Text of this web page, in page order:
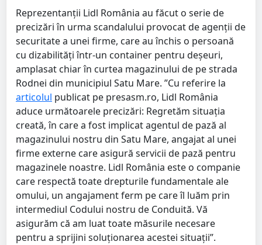
Reprezentanții Lidl România au făcut o serie de
precizări în urma scandalului provocat de agenții de
securitate a unei firme, care au închis o persoană
cu dizabilități într-un container pentru deșeuri,
amplasat chiar în curtea magazinului de pe strada
Rodnei din municipiul Satu Mare. ”Cu referire la
articolul publicat pe presasm.ro, Lidl România
aduce următoarele precizări: Regretăm situația
creată, în care a fost implicat agentul de pază al
magazinului nostru din Satu Mare, angajat al unei
firme externe care asigură servicii de pază pentru
magazinele noastre. Lidl România este o companie
care respectă toate drepturile fundamentale ale
omului, un angajament ferm pe care îl luăm prin
intermediul Codului nostru de Conduită. Vă
asigurăm că am luat toate măsurile necesare
pentru a sprijini soluționarea acestei situații”.